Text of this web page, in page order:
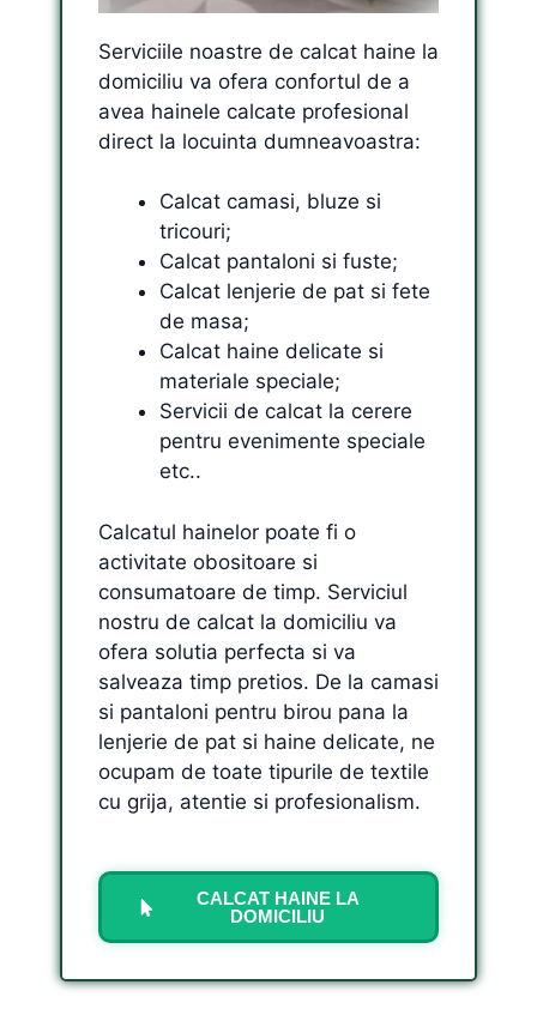
Serviciile noastre de calcat haine la
domiciliu va ofera confortul de a
avea hainele calcate profesional
direct la locuinta dumneavoastra:
Calcat camasi, bluze si
tricouri;
Calcat pantaloni si fuste;
Calcat lenjerie de pat si fete
de masa;
Calcat haine delicate si
materiale speciale;
Servicii de calcat la cerere
pentru evenimente speciale
etc..
Calcatul hainelor poate fi o
activitate obositoare si
consumatoare de timp. Serviciul
nostru de calcat la domiciliu va
ofera solutia perfecta si va
salveaza timp pretios. De la camasi
si pantaloni pentru birou pana la
lenjerie de pat si haine delicate, ne
ocupam de toate tipurile de textile
cu grija, atentie si profesionalism.
CALCAT HAINE LA
DOMICILIU